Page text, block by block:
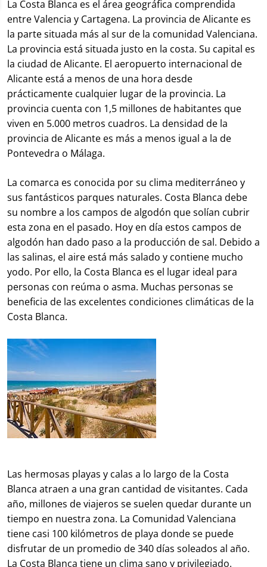
La Costa Blanca es el área geográfica comprendida
entre Valencia y Cartagena. La provincia de Alicante es
la parte situada más al sur de la comunidad Valenciana.
La provincia está situada justo en la costa. Su capital es
la ciudad de Alicante. El aeropuerto internacional de
Alicante está a menos de una hora desde
prácticamente cualquier lugar de la provincia. La
provincia cuenta con 1,5 millones de habitantes que
viven en 5.000 metros cuadros. La densidad de la
provincia de Alicante es más a menos igual a la de
Pontevedra o Málaga.
La comarca es conocida por su clima mediterráneo y
sus fantásticos parques naturales. Costa Blanca debe
su nombre a los campos de algodón que solían cubrir
esta zona en el pasado. Hoy en día estos campos de
algodón han dado paso a la producción de sal. Debido a
las salinas, el aire está más salado y contiene mucho
yodo. Por ello, la Costa Blanca es el lugar ideal para
personas con reúma o asma. Muchas personas se
beneficia de las excelentes condiciones climáticas de la
Costa Blanca.
Las hermosas playas y calas a lo largo de la Costa
Blanca atraen a una gran cantidad de visitantes. Cada
año, millones de viajeros se suelen quedar durante un
tiempo en nuestra zona. La Comunidad Valenciana
tiene casi 100 kilómetros de playa donde se puede
disfrutar de un promedio de 340 días soleados al año.
La Costa Blanca tiene un clima sano y privilegiado.